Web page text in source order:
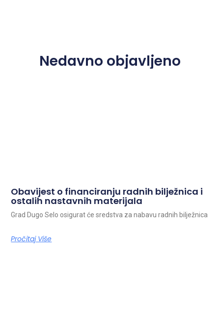
Nedavno objavljeno
Obavijest o financiranju radnih bilježnica i
ostalih nastavnih materijala
Grad Dugo Selo osigurat će sredstva za nabavu radnih bilježnica
Pročitaj Više